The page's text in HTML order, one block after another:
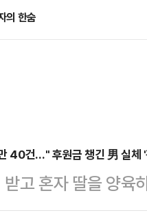
의 한숨
40건…" 후원금 챙긴 男 실체
고 혼자 딸을 양육
.13일 사우스차이